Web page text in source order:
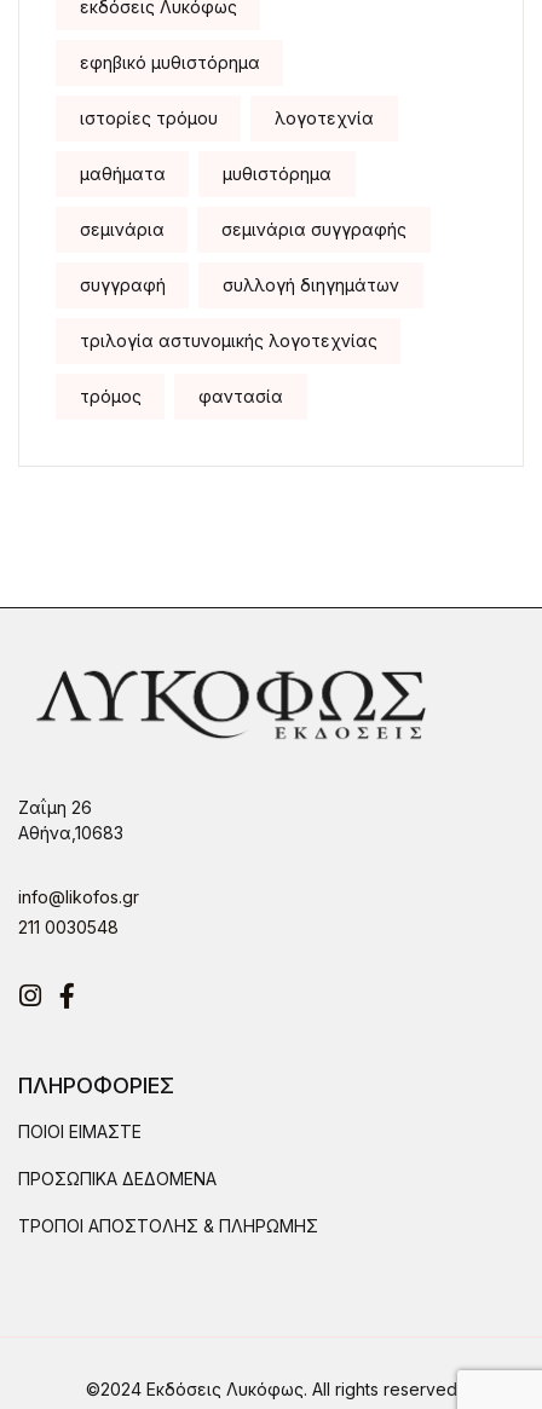
εκδόσεις Λυκόφως
εφηβικό μυθιστόρημα
ιστορίες τρόμου λογοτεχνία
μαθήματα μυθιστόρημα
σεμινάρια σεμινάρια συγγραφής
συγγραφή συλλογή διηγημάτων
τριλογία αστυνομικής λογοτεχνίας
τρόμος φαντασία
Ζαΐμη 26
Αθήνα,10683
info@likofos.gr
211 0030548
Instagram
Facebook
ΠΛΗΡΟΦΟΡΙΕΣ
ΠΟΙΟΙ ΕΙΜΑΣΤΕ
ΠΡΟΣΩΠΙΚΑ ΔΕΔΟΜΕΝΑ
ΤΡΟΠΟΙ ΑΠΟΣΤΟΛΗΣ & ΠΛΗΡΩΜΗΣ
©2024 Εκδόσεις Λυκόφως. All rights reserved